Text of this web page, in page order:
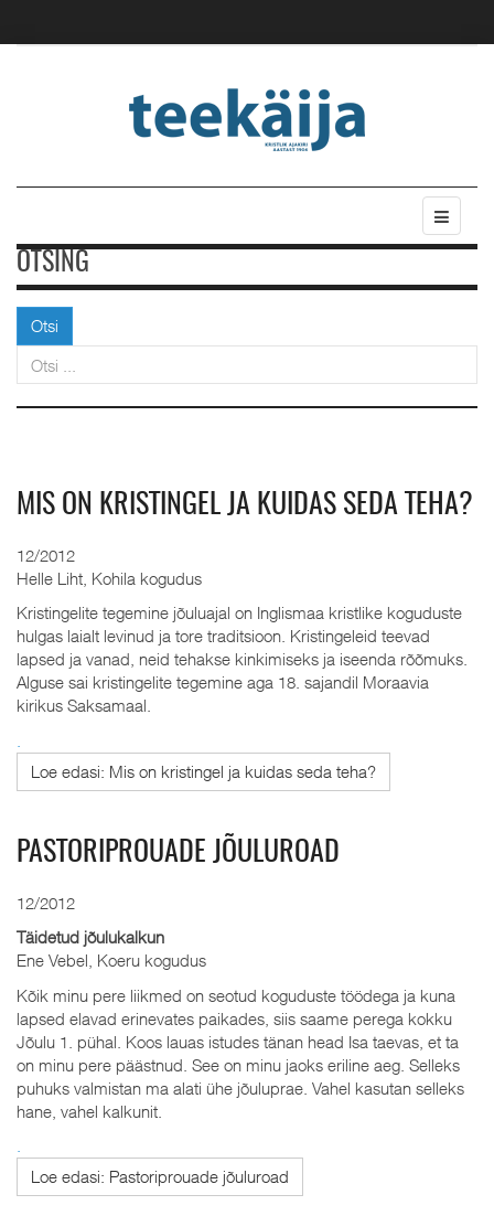
OTSING
Otsi
MIS ON KRISTINGEL JA KUIDAS SEDA TEHA?
12/2012
Helle Liht, Kohila kogudus
Kristingelite tegemine jõuluajal on Inglismaa kristlike koguduste
hulgas laialt levinud ja tore traditsioon. Kristingeleid teevad
lapsed ja vanad, neid tehakse kinkimiseks ja iseenda rõõmuks.
Alguse sai kristingelite tegemine aga 18. sajandil Moraavia
kirikus Saksamaal.
Loe edasi: Mis on kristingel ja kuidas seda teha?
PASTORIPROUADE JÕULUROAD
12/2012
Täidetud jõulukalkun
Ene Vebel, Koeru kogudus
Kõik minu pere liikmed on seotud koguduste töödega ja kuna
lapsed elavad erinevates paikades, siis saame perega kokku
Jõulu 1. pühal. Koos lauas istudes tänan head Isa taevas, et ta
on minu pere päästnud. See on minu jaoks eriline aeg. Selleks
puhuks valmistan ma alati ühe jõuluprae. Vahel kasutan selleks
hane, vahel kalkunit.
Loe edasi: Pastoriprouade jõuluroad